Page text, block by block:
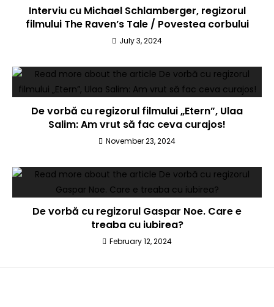
Interviu cu Michael Schlamberger, regizorul
filmului The Raven’s Tale / Povestea corbului
July 3, 2024
De vorbă cu regizorul filmului „Etern”, Ulaa
Salim: Am vrut să fac ceva curajos!
November 23, 2024
De vorbă cu regizorul Gaspar Noe. Care e
treaba cu iubirea?
February 12, 2024